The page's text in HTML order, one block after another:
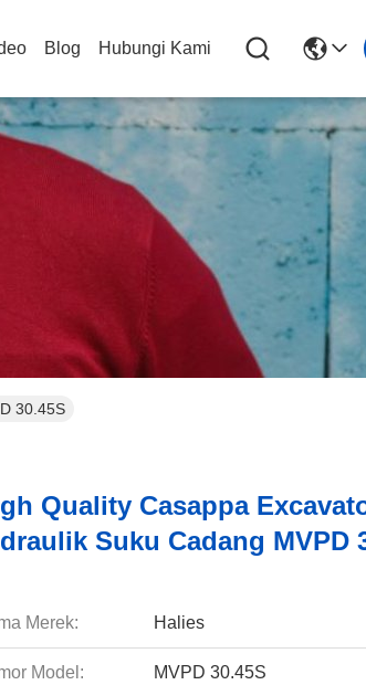
Blog Hubungi Kami
30.45S
Quality Casappa
Suku Cadang MVPD
Merek: Halies
Model: MVPD 30.45S